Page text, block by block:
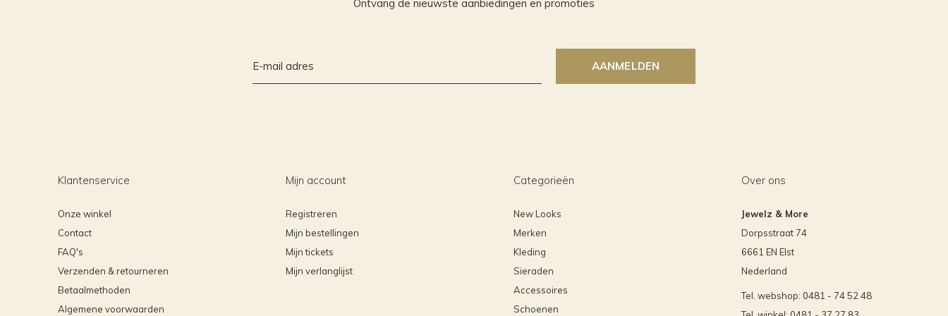
Ontvang de nieuwste aanbiedingen en promoties
AANMELDEN
Klantenservice
Onze winkel
Contact
FAQ's
Verzenden & retourneren
Betaalmethoden
Algemene voorwaarden
Mijn account
Registreren
Mijn bestellingen
Mijn tickets
Mijn verlanglijst
Categorieën
New Looks
Merken
Kleding
Sieraden
Accessoires
Schoenen
Over ons
Jewelz & More
Dorpsstraat 74
6661 EN Elst
Nederland
Tel. webshop: 0481 - 74 52 48